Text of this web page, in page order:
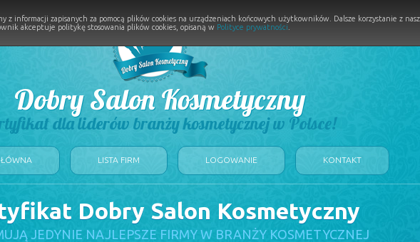
Dobry Salon Kosmetyczny
dla liderów branży kosmetycznej w Polsce!
LISTA FIRM LOGOWANIE KONTAKT
Dobry Salon Kosmetyczny
JEDYNIE NAJLEPSZE FIRMY W BRANŻY KOSMETYCZNEJ
informacji zapisanych za pomocą plików cookies na urządzeniach końcowych użytkowników. Dalsze korzystanie z
akceptuje politykę stosowania plików cookies, opisaną w Polityce prywatności